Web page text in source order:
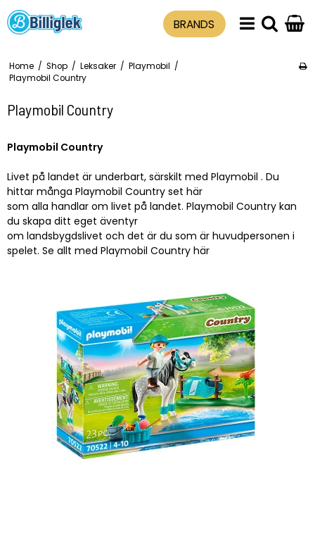
BRANDS
Home / Shop / Leksaker / Playmobil /
Playmobil Country
Playmobil Country
Playmobil Country
Livet på landet är underbart, särskilt med Playmobil . Du
hittar många Playmobil Country set här
som alla handlar om livet på landet. Playmobil Country kan
du skapa ditt eget äventyr
om landsbygdslivet och det är du som är huvudpersonen i
spelet. Se allt med Playmobil Country här